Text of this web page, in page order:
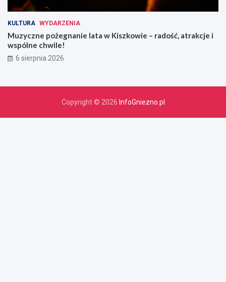
KULTURA WYDARZENIA
Muzyczne pożegnanie lata w Kiszkowie – radość, atrakcje i
wspólne chwile!
6 sierpnia 2026
Copyright © 2026 InfoGniezno.pl